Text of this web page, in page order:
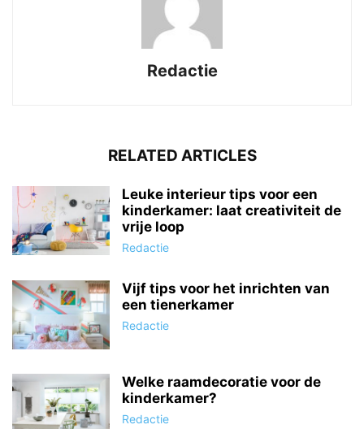
Redactie
RELATED ARTICLES
Leuke interieur tips voor een
kinderkamer: laat creativiteit de
vrije loop
Redactie
Vijf tips voor het inrichten van
een tienerkamer
Redactie
Welke raamdecoratie voor de
kinderkamer?
Redactie